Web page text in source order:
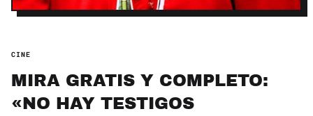
CINE
MIRA GRATIS Y COMPLETO:
«NO HAY TESTIGOS